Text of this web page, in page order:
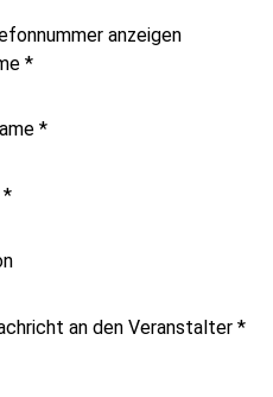
anzeigen
*
*
*
an den Veranstalter*